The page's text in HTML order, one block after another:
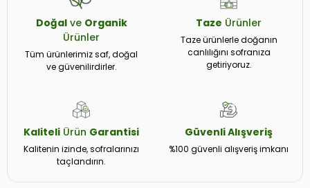
Doğalve Organik
Ürünler
Tüm ürünlerimiz saf, doğal
ve güvenilirdirler.
Taze Ürünler
Taze ürünlerle doğanın
canlılığını sofranıza
getiriyoruz.
Kaliteli Ürün Garantisi
Kalitenin izinde, sofralarınızı
taçlandırın.
GüvenliAlışveriş
%100 güvenli alışveriş imkanı